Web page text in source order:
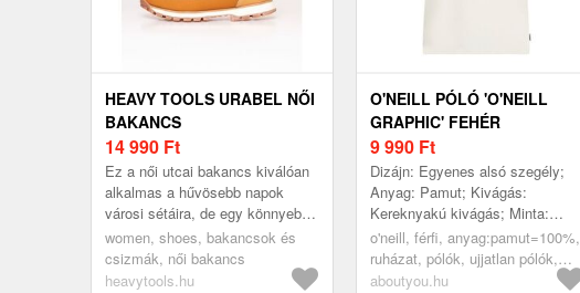
HEAVY TOOLS URABEL NŐI
BAKANCS
14 990 Ft
Ez a női utcai bakancs kiválóan
alkalmas a hűvösebb napok
városi sétáira, de egy könnyebb
kirándulásra is felveheted.
Magasított szára tartja a bok...
women, shoes, bakancsok és
csizmák, női bakancs
heavytools.hu
O'NEILL PÓLÓ 'O'NEILL
GRAPHIC' FEHÉR
9 990 Ft
Dizájn: Egyenes alsó szegély;
Anyag: Pamut; Kivágás:
Kereknyakú kivágás; Minta:
Nyomott minta; Extrák: Lágy
fogantyú; Fazon: normál fazon;
Ujjhossz...
o'neill, férfi, anyag:pamut=100%,
ruházat, pólók, ujjatlan pólók,
fehér
aboutyou.hu